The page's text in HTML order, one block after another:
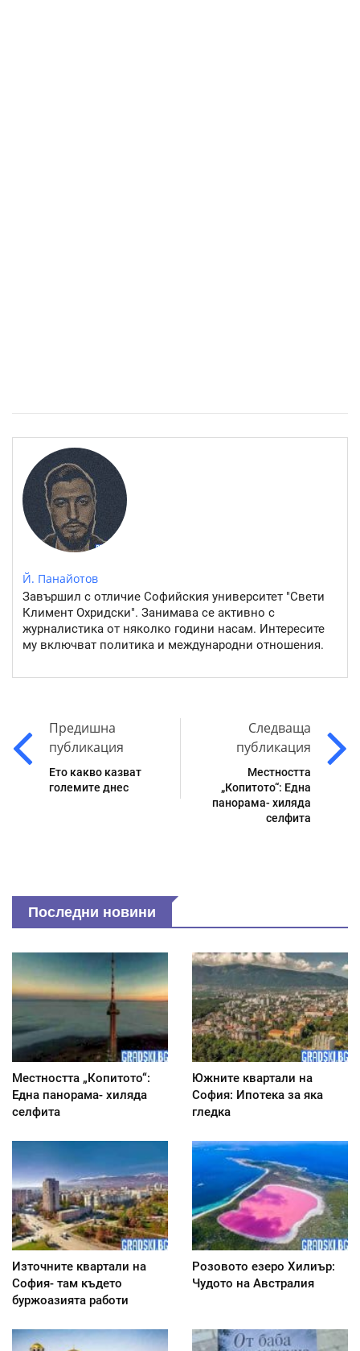
Й. Панайотов
Завършил с отличие Софийския университет "Свети
Климент Охридски". Занимава се активно с
журналистика от няколко години насам. Интересите
му включват политика и международни отношения.
Предишна
публикация
Ето какво казват
големите днес
Следваща
публикация
Местността
„Копитото“: Една
панорама- хиляда
селфита
Последни новини
Местността „Копитото“:
Една панорама- хиляда
селфита
Южните квартали на
София: Ипотека за яка
гледка
Източните квартали на
София- там където
буржоазията работи
Розовото езеро Хилиър:
Чудото на Австралия